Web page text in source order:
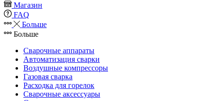
Магазин
FAQ
Больше
Больше
Сварочные аппараты
Автоматизация сварки
Воздушные компрессоры
Газовая сварка
Расходка для горелок
Сварочные аксессуары